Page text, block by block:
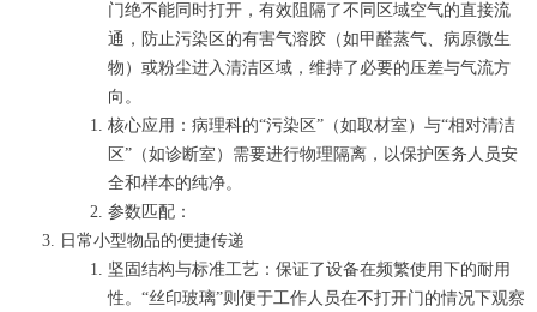
门绝不能同时打开，有效阻隔了不同区域空气的直接流
通，防止污染区的有害气溶胶（如甲醛蒸气、病原微生
物）或粉尘进入清洁区域，维持了必要的压差与气流方
向。
核心应用：病理科的“污染区”（如取材室）与“相对清洁
区”（如诊断室）需要进行物理隔离，以保护医务人员安
全和样本的纯净。
参数匹配：
日常小型物品的便捷传递
坚固结构与标准工艺：保证了设备在频繁使用下的耐用
性。“丝印玻璃”则便于工作人员在不打开门的情况下观察